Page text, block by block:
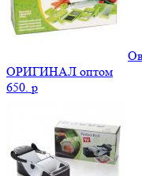
ОРИГИНАЛ оптом
650. p